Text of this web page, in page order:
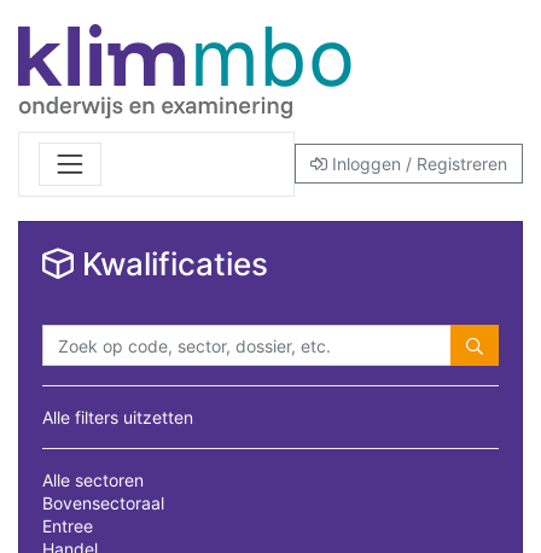
Inloggen / Registreren
Kwalificaties
Alle filters uitzetten
Alle sectoren
Bovensectoraal
Entree